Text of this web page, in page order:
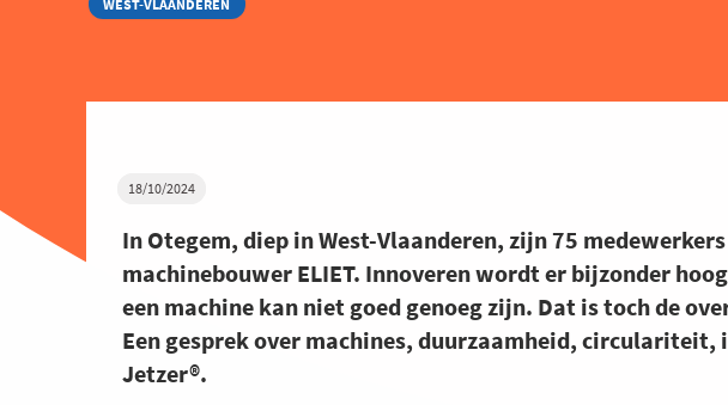
WEST-VLAANDEREN
18/10/2024
In Otegem, diep in West-Vlaanderen, zijn 75
machinebouwer ELIET. Innoveren wordt er bijzonder
een machine kan niet goed genoeg zijn. Dat is toch de
Een gesprek over machines, duurzaamheid, circulariteit,
Jetzer®.